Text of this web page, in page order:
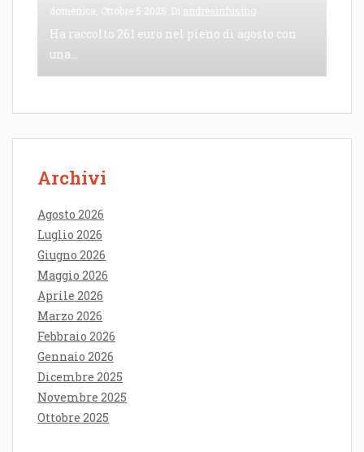
domenica, Ottobre 5 2025 Di andreainfusino
Ha raccolto 261 euro nel pieno di agosto con
una...
Archivi
Agosto 2026
Luglio 2026
Giugno 2026
Maggio 2026
Aprile 2026
Marzo 2026
Febbraio 2026
Gennaio 2026
Dicembre 2025
Novembre 2025
Ottobre 2025